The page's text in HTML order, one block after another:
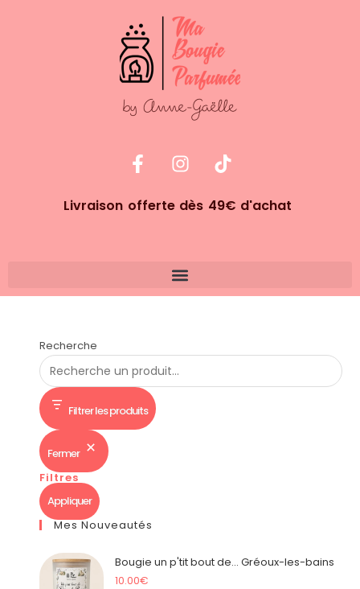
Livraison offerte dès 49€ d'achat
Recherche
Filtrer les produits
Fermer
Filtres
Appliquer
Mes Nouveautés
Bougie un p'tit bout de... Gréoux-les-bains
10.00€